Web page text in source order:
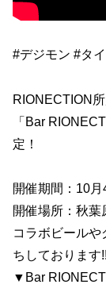
#デジモン #タ
RIONECTION
「Bar
定！
開催期間：10
開催場所：秋葉
コラボビール
ちしております!!
▼Bar